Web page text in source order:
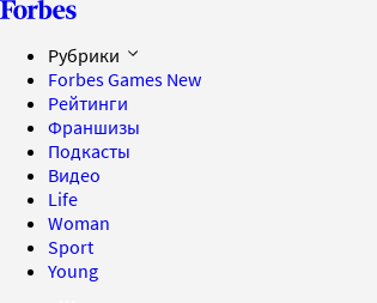
Рубрики
Forbes Games New
Рейтинги
Франшизы
Подкасты
Видео
Life
Woman
Sport
Young